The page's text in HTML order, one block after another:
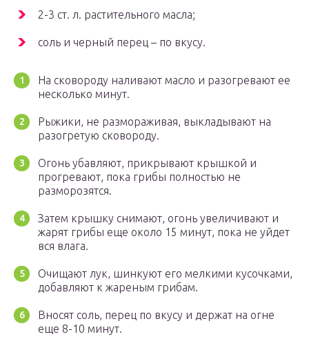
2-3 ст. л. растительного масла;
соль и черный перец – по вкусу.
На сковороду наливают масло и разогревают ее
несколько минут.
Рыжики, не размораживая, выкладывают на
разогретую сковороду.
Огонь убавляют, прикрывают крышкой и
прогревают, пока грибы полностью не
разморозятся.
Затем крышку снимают, огонь увеличивают и
жарят грибы еще около 15 минут, пока не уйдет
вся влага.
Очищают лук, шинкуют его мелкими кусочками,
добавляют к жареным грибам.
Вносят соль, перец по вкусу и держат на огне
еще 8-10 минут.